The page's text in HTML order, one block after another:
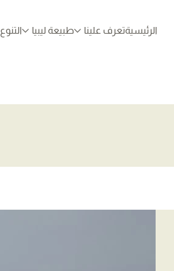
الرئيسيةتعرف علينا طبيعة ليبيا